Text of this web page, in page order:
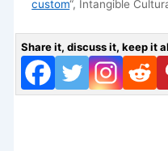
custom“, Intangible
Share it, discuss it, keep it